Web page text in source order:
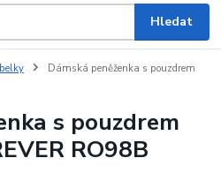
Hledat
Dámská peněženka s pouzdrem
s pouzdrem
RO98B